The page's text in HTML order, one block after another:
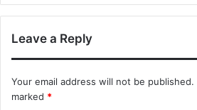
Leave a Reply
Your email address will not be published.
marked *